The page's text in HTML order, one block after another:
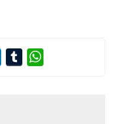
LinkedInTumblr